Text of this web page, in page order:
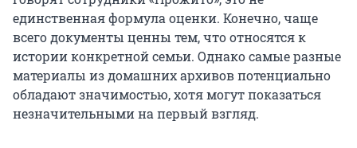
единственная формула оценки. Конечно, чаще
всего документы ценны тем, что относятся к
истории конкретной семьи. Однако самые разные
материалы из домашних архивов потенциально
обладают значимостью, хотя могут показаться
незначительными на первый взгляд.